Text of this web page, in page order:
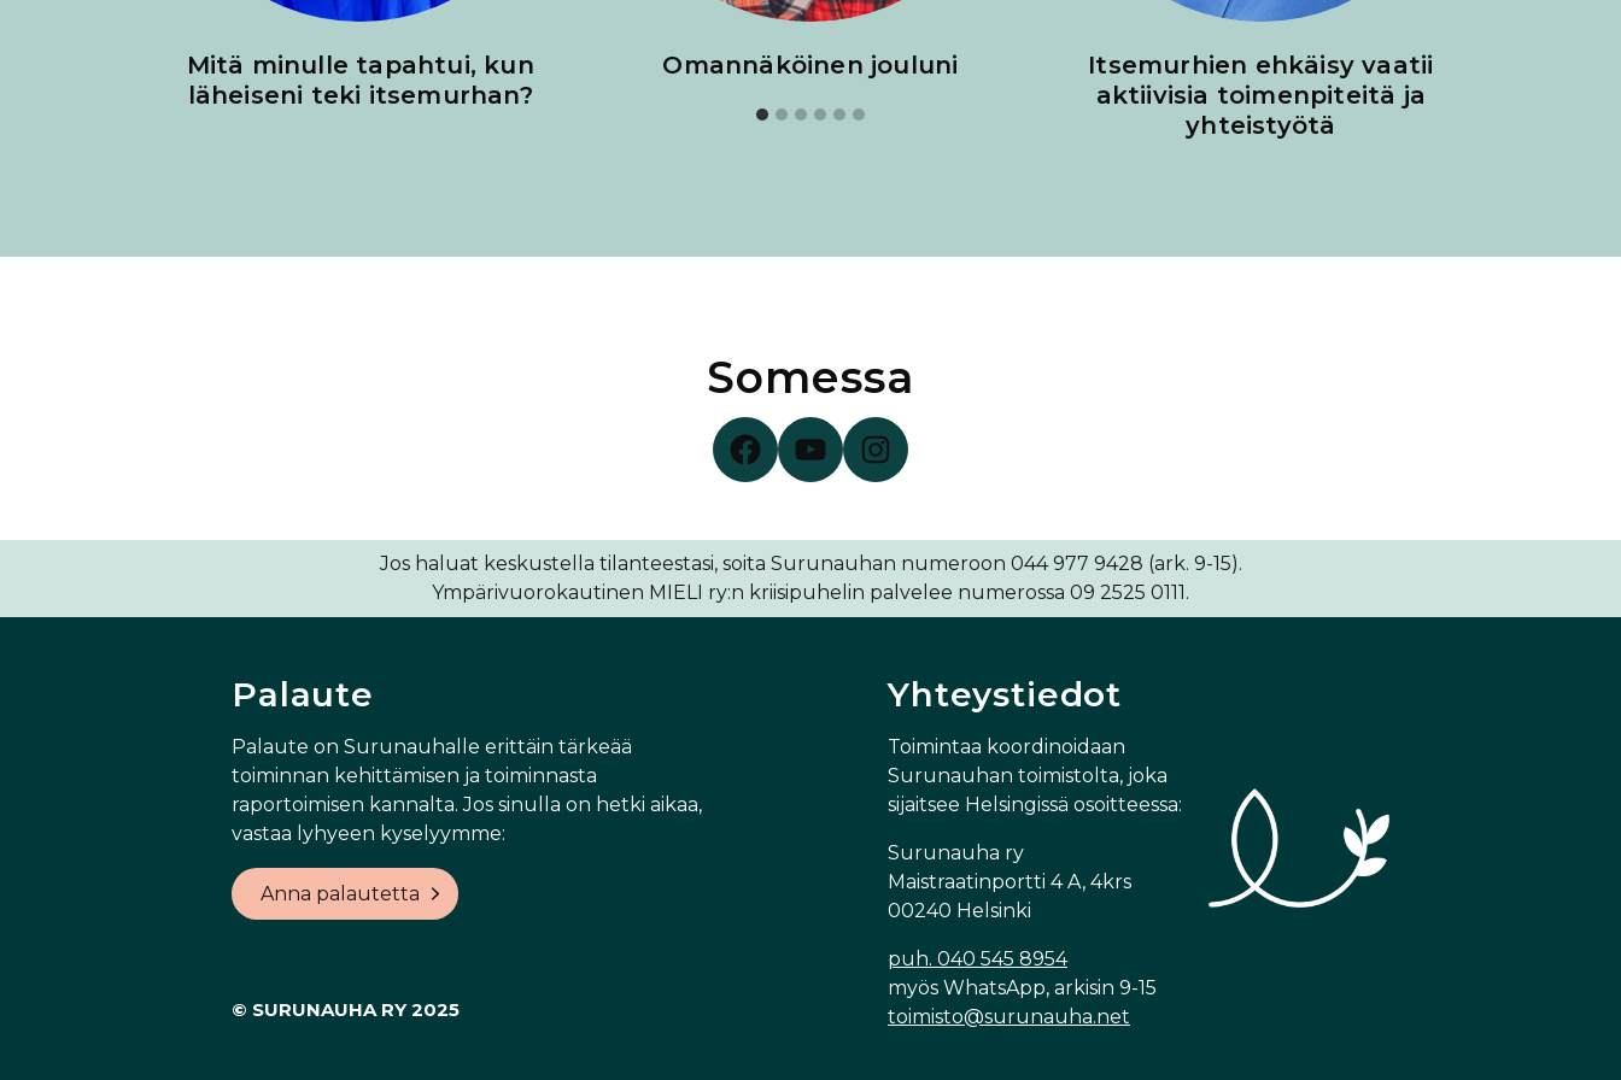
Mitä minulle tapahtui, kun
läheiseni teki itsemurhan?
Omannäköinen jouluni
Itsemurhien ehkäisy vaatii
aktiivisia toimenpiteitä ja
yhteistyötä
Somessa
Surunauha Facebookissa
Surunauha YouTubessa
Surunauha Instagramissa
Jos haluat keskustella tilanteestasi, soita Surunauhan numeroon 044 977 9428 (ark. 9-15).
Ympärivuorokautinen MIELI ry:n kriisipuhelin palvelee numerossa 09 2525 0111.
Palaute
Palaute on Surunauhalle erittäin tärkeää
toiminnan kehittämisen ja toiminnasta
raportoimisen kannalta. Jos sinulla on hetki aikaa,
vastaa lyhyeen kyselyymme:
Anna palautetta
© SURUNAUHA RY 2025
Yhteystiedot
Toimintaa koordinoidaan
Surunauhan toimistolta, joka
sijaitsee Helsingissä osoitteessa:
Surunauha ry
Maistraatinportti 4 A, 4krs
00240 Helsinki
puh. 040 545 8954
myös WhatsApp, arkisin 9-15
toimisto@surunauha.net